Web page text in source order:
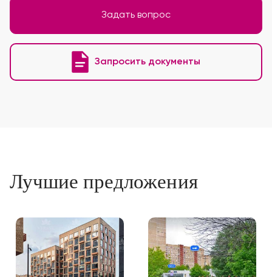
Задать вопрос
Запросить документы
Лучшие предложения